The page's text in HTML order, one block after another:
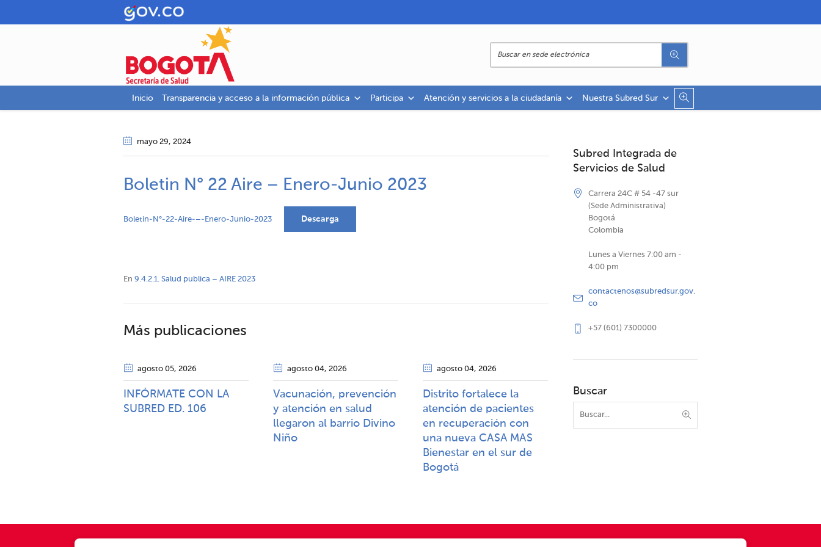
Inicio Transparencia y acceso a la información pública Participa Atención y servicios a la ciudadanía Nuestra Subred Sur
mayo 29, 2024
Boletin N° 22 Aire – Enero-Junio 2023
Boletin-N°-22-Aire-–-Enero-Junio-2023 Descarga
En 9.4.2.1. Salud publica – AIRE 2023
Más publicaciones
agosto 05, 2026
INFÓRMATE CON LA
SUBRED ED. 106
agosto 04, 2026
Vacunación, prevención
y atención en salud
llegaron al barrio Divino
Niño
agosto 04, 2026
Distrito fortalece la
atención de pacientes
en recuperación con
una nueva CASA MAS
Bienestar en el sur de
Bogotá
Subred Integrada de
Servicios de Salud
Carrera 24C # 54 -47 sur
(Sede Administrativa)
Bogotá
Colombia
Lunes a Viernes 7:00 am -
4:00 pm
contactenos@subredsur.gov.
co
+57 (601) 7300000
Buscar